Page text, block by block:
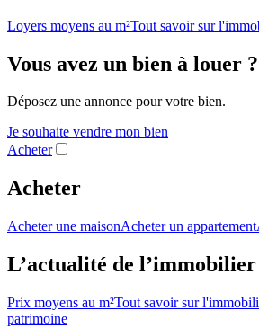
Loyers moyens au m²Tout savoir sur
Vous avez un bien à louer ?
Déposez une annonce pour votre bien.
Je souhaite vendre mon bien
Acheter
Acheter
Acheter une maisonAcheter un appartement
L’actualité de l’immobilier
Prix moyens au m²Tout savoir sur
patrimoine